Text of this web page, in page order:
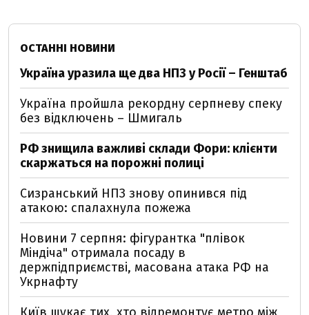
ОСТАННІ НОВИНИ
Україна уразила ще два НПЗ у Росії – Генштаб
Україна пройшла рекордну серпневу спеку
без відключень – Шмигаль
РФ знищила важливі склади Фори: клієнти
скаржаться на порожні полиці
Сизранський НПЗ знову опинився під
атакою: спалахнула пожежа
Новини 7 серпня: фігурантка "плівок
Міндіча" отримала посаду в
держпідприємстві, масована атака РФ на
Укрнафту